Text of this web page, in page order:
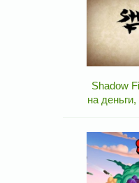
Shadow
на